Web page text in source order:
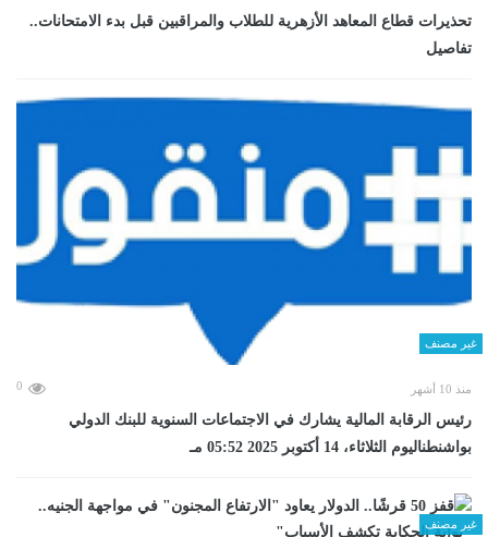
تحذيرات قطاع المعاهد الأزهرية للطلاب والمراقبين قبل بدء الامتحانات..
تفاصيل
غير مصنف
منذ 10 أشهر 0
رئيس الرقابة المالية يشارك في الاجتماعات السنوية للبنك الدولي
بواشنطناليوم الثلاثاء، 14 أكتوبر 2025 05:52 مـ
غير مصنف